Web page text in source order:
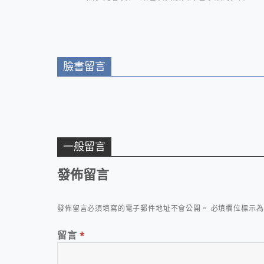
臉書留言
一般留言
發佈留言
發佈留言必須填寫的電子郵件地址不會公開。 必填欄位標示
留言 *